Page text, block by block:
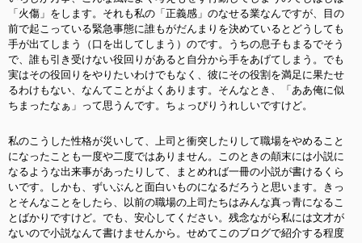
「火傷」をします。それも私の「正義感」のなせる業なんですが、目の
前で起こっている緊急事態に誰もがだんまりを決めているとどうしても
手が出てしまう（口を出してしまう）のです。うちの息子もまるでそう
で、誰も引き受けない役回りがあると自分から手をあげてしまう。でも
実はその役回りをやりたいわけでもなく、彼にその役割を満足に果たせ
るわけもない、なんてことがよくあります。そんなとき、「ああ俺に似
ちまったなぁ」って思うんです。ちょっぴりうれしいですけど。
私のこうした性格が災いして、上司と衝突したりして職場をやめること
になったことも一度や二度ではありません。このときの顛末には小説に
なるような出来事があったりして、まとめれば一冊の小説が書けるくら
いです。しかも、ずいぶんと面白いものになるだろうと思います。きっ
とそんなことをしたら、以前の職場の上司たちはみんな真っ青になるこ
とばかりですけど。でも、安心してください。残念ながら私には文才が
ないので小説なんて書けませんから。せめてこのブログで紹介する程度